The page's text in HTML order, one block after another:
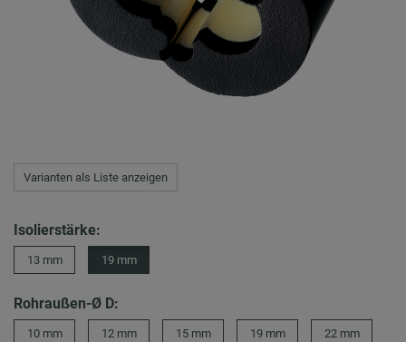
Varianten als Liste anzeigen
Isolierstärke:
13 mm 19 mm
Rohraußen-Ø D:
10 mm 12 mm 15 mm 19 mm 22 mm